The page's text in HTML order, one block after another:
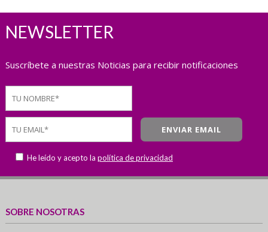
NEWSLETTER
Suscríbete a nuestras Noticias para recibir notificaciones
He leído y acepto la política de privacidad
SOBRE NOSOTRAS